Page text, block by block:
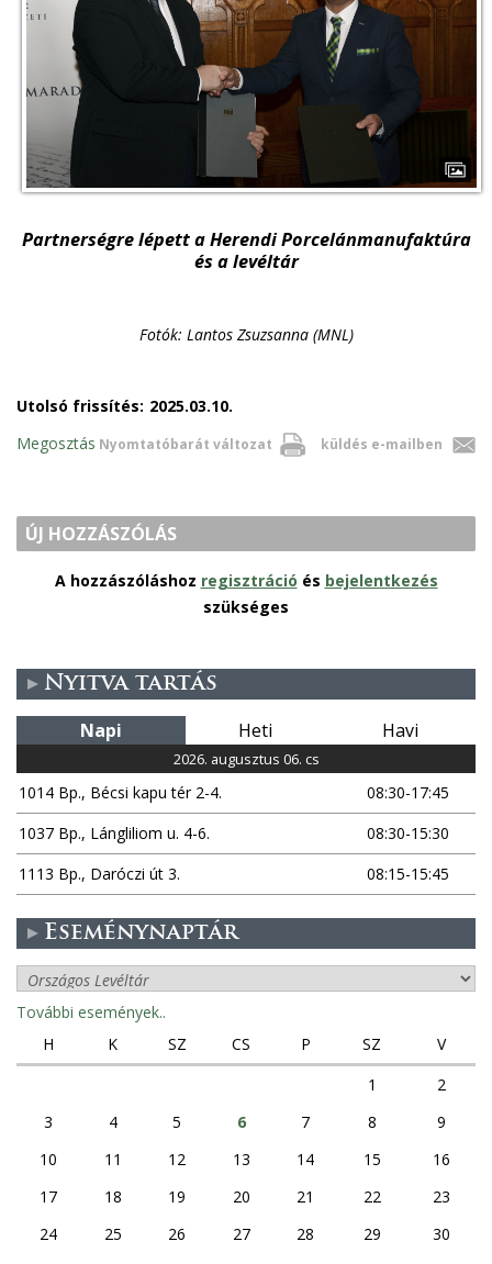
Partnerségre lépett a Herendi Porcelánmanufaktúra
és a levéltár
Fotók: Lantos Zsuzsanna (MNL)
Utolsó frissítés: 2025.03.10.
Nyomtatóbarát változat küldés e-mailben
Megosztás
ÚJ HOZZÁSZÓLÁS
A hozzászóláshoz regisztráció és bejelentkezés
szükséges
Nyitva tartás
Napi Heti Havi
2026. augusztus 06. cs
1014 Bp., Bécsi kapu tér 2-4.
08:30-17:45
1037 Bp., Lángliliom u. 4-6.
08:30-15:30
1113 Bp., Daróczi út 3.
08:15-15:45
Eseménynaptár
További események..
H
K SZ CS P SZ
V
1
2
3
4 5 6 7 8
9
10
11 12 13 14 15
16
17
18 19 20 21 22
23
24
25 26 27 28 29
30